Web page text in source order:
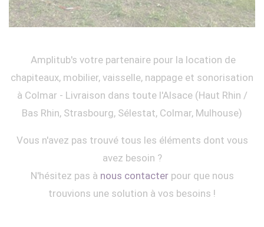
Amplitub's votre partenaire pour la location de
chapiteaux, mobilier, vaisselle, nappage et sonorisation
à Colmar - Livraison dans toute l'Alsace (Haut Rhin /
Bas Rhin, Strasbourg, Sélestat, Colmar, Mulhouse)
Vous n'avez pas trouvé tous les éléments dont vous
avez besoin ?
N'hésitez pas à nous contacterpour que nous
trouvions une solution à vos besoins !